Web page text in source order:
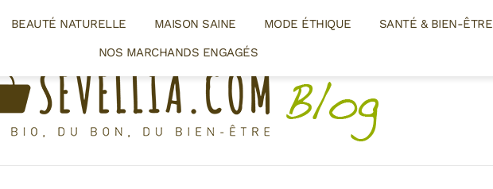
BEAUTÉ NATURELLE MAISON SAINE MODE ÉTHIQUE
SANTÉ & BIEN-ÊTRE
NOS MARCHANDS ENGAGÉS